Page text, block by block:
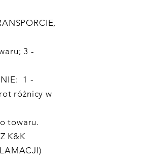
3 -
1 -
różnicy w
towaru.
K&K